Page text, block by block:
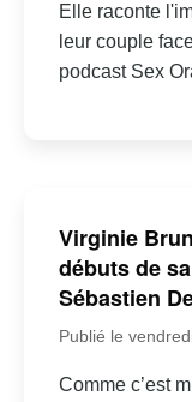
Elle raconte
leur couple
podcast Sex
Virginie
débuts de
Sébastien
Publié le
Comme c’est